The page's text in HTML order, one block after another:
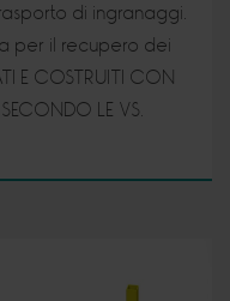
di ingranaggi.
per il recupero dei
E COSTRUITI CON
LE VS.